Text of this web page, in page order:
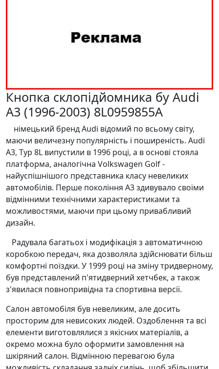
Кнопка склопідйомника бу Audi
A3 (1996-2003) 8L0959855A
німецький бренд Audi відомий по всьому світу,
маючи величезну популярність і поширеність. Audi
A3, Typ 8L випустили в 1996 році, а в основі стояла
платформа, аналогічна Volkswagen Golf -
найуспішнішого представника класу невеликих
автомобілів. Перше покоління A3 здивувало своїми
відмінними технічними характеристиками та
можливостями, маючи при цьому привабливий
дизайн.
Радувала багатьох і модифікація з автоматичною
коробкою передач, яка дозволяла здійснювати більш
комфортні поїздки. У 1999 році на зміну тридверному,
був представлений п'ятидверний хетчбек, а також
з'явилася повнопривідна та спортивна версії.
Салон автомобіля був невеликим, але досить
просторим для невисоких людей. Оздоблення та всі
елементи виготовлялися з якісних матеріалів, а
окремо можна було оформити замовлення на
шкіряний салон. Відмінною перевагою була